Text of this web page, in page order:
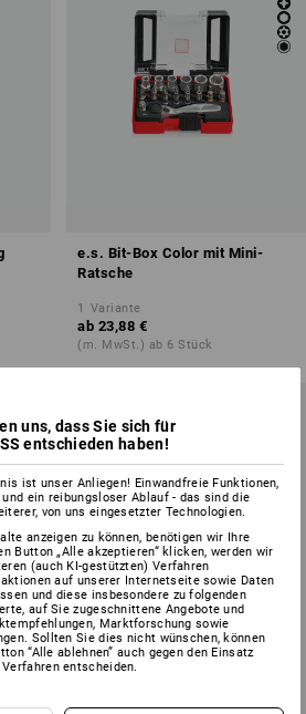
e.s. Bit-Box Color mit Mini-
Ratsche
1 Variante
ab 23,88 €
(m. MwSt.) ab 6 Stück
uns, dass Sie sich für
entschieden haben!
ist unser Anliegen! Einwandfreie Funktionen,
ein reibungsloser Ablauf - das sind die
von uns eingesetzter Technologien.
anzeigen zu können, benötigen wir Ihre
Button „Alle akzeptieren“ klicken, werden wir
(auch KI-gestützten) Verfahren
auf unserer Internetseite sowie Daten
und diese insbesondere zu folgenden
auf Sie zugeschnittene Angebote und
Marktforschung sowie
Sollten Sie dies nicht wünschen, können
“Alle ablehnen” auch gegen den Einsatz
entscheiden.